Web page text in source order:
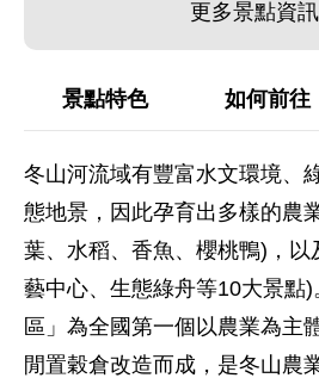
更多景點資訊
景點特色 如何前往
冬山河流域有豐富水文環境、
態地景，因此孕育出多樣的農
葉、水稻、香魚、櫻桃鴨)，
藝中心、生態綠舟等10大景點
區」為全國第一個以農業為主
閒置穀倉改造而成，是冬山農